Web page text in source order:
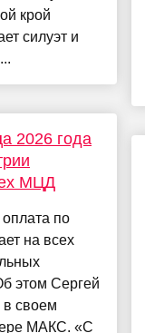
крой
силуэт и
2026 года
МЦД
по
на всех
этом Сергей
в своем
МАКС. «С